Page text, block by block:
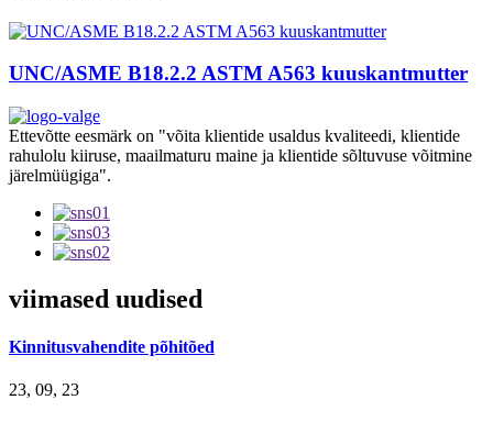
UNC/ASME B18.2.2 ASTM A563 kuuskantmutter
Ettevõtte eesmärk on "võita klientide usaldus kvaliteedi, klientide
rahulolu kiiruse, maailmaturu maine ja klientide sõltuvuse võitmine
järelmüügiga".
viimased uudised
Kinnitusvahendite põhitõed
23, 09, 23